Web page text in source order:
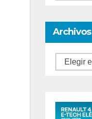
Archivos
Archivos